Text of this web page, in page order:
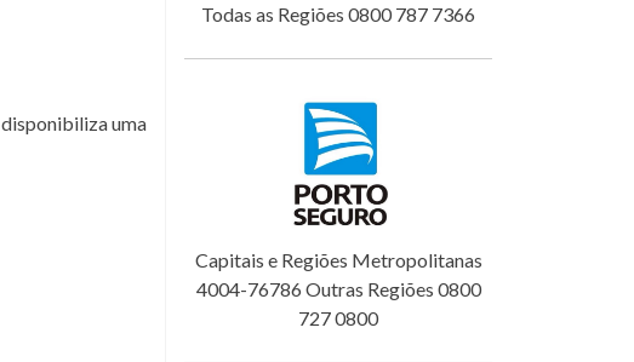
disponibiliza uma
Todas as Regiões 0800 787 7366
Capitais e Regiões Metropolitanas
4004-76786 Outras Regiões 0800
727 0800